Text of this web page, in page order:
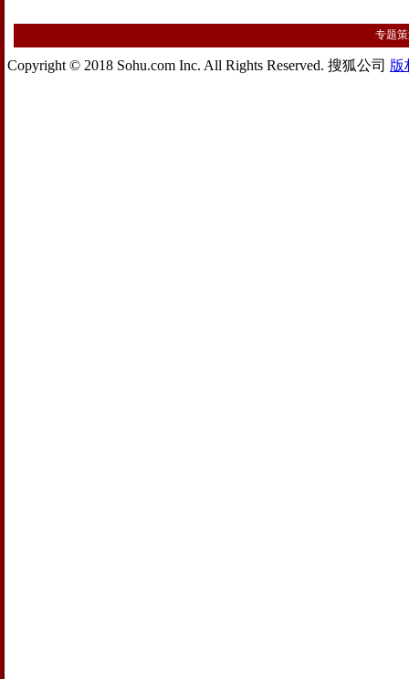
专题
Copyright © 2018 Sohu.com Inc. All Rights Reserved. 搜狐公司 版